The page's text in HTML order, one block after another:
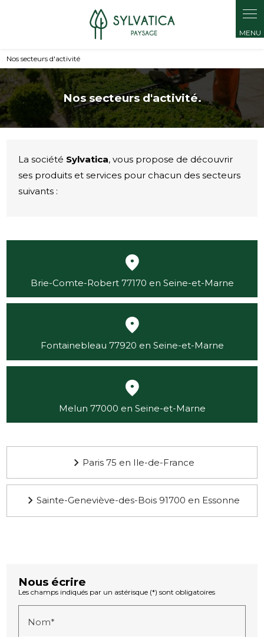
Nos secteurs d'activité
Nos secteurs d'activité.
La société Sylvatica, vous propose de découvrir
ses produits et services pour chacun des secteurs
suivants :
Brie-Comte-Robert 77170 en Seine-et-Marne
Fontainebleau 77920 en Seine-et-Marne
Melun 77000 en Seine-et-Marne
Paris 75 en Ile-de-France
Sainte-Geneviève-des-Bois 91700 en Essonne
Nous écrire
Les champs indiqués par un astérisque (*) sont obligatoires
Nom*